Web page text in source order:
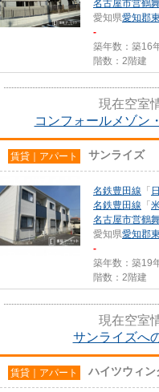
名古屋市営鶴
愛知県愛知郡
-
築年数：築16
階数：2階建
現在空室
コンフォールメゾン
賃貸｜アパート サンライズ
名鉄豊田線 「
名鉄豊田線 「
名古屋市営鶴
愛知県愛知郡
-
築年数：築19
階数：2階建
現在空室
サンライズへ
賃貸｜アパート ハイツウィン